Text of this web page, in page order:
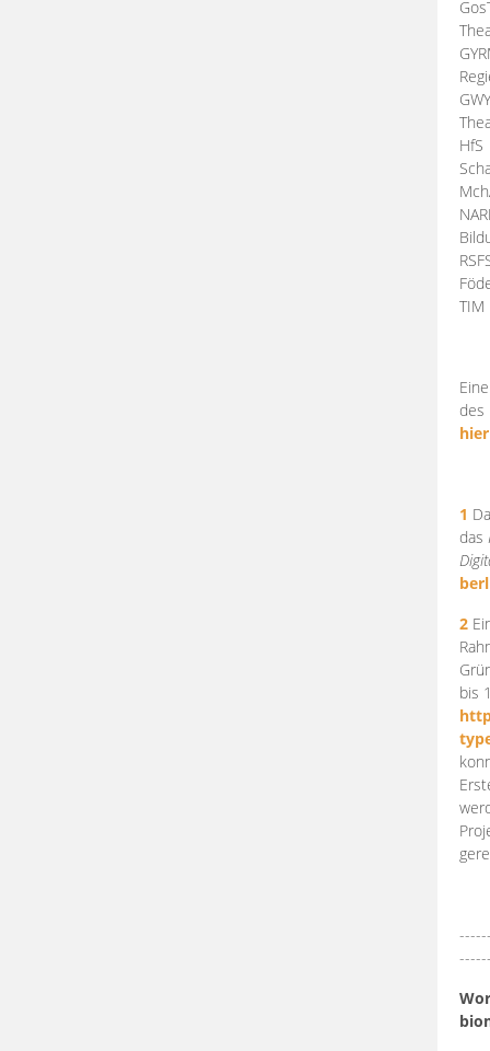
HfS
des
hier
1
das
2
bis